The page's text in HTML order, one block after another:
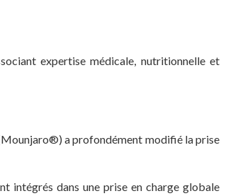
expertise médicale, nutritionnelle et
a profondément modifié la prise
intégrés dans une prise en charge globale